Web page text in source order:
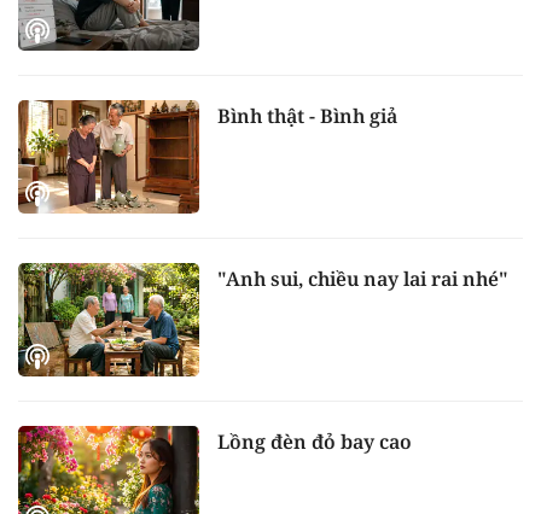
Bình thật - Bình giả
"Anh sui, chiều nay lai rai nhé"
Lồng đèn đỏ bay cao